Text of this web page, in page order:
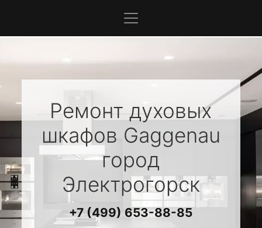
Ремонт духовых
шкафов Gaggenau
город
Электрогорск
+7 (499) 653-88-85